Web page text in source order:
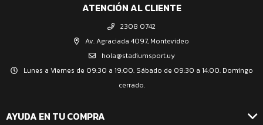
ATENCIÓN AL CLIENTE
2308 0742
Av. Agraciada 4097, Montevideo
hola@stadiumsport.uy
Lunes a Viernes de 09:30 a 19:00. Sábado de 09:30 a 14:00. Domingo
cerrado.
AYUDA EN TU COMPRA